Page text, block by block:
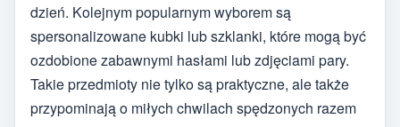
dzień. Kolejnym popularnym wyborem są
spersonalizowane kubki lub szklanki, które mogą być
ozdobione zabawnymi hasłami lub zdjęciami pary.
Takie przedmioty nie tylko są praktyczne, ale także
przypominają o miłych chwilach spędzonych razem